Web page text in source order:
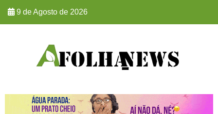
9 de Agosto de 2026